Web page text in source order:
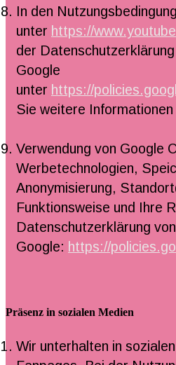
In den
unter https://
der
Google
unter https://
Sie weitere Informationen
Verwendung von Google
Werbetechnologien,
Anonymisierung,
Funktionsweise und Ihre
Datenschutzerklärung von
Google: https://
Präsenz in sozialen Medien
Wir unterhalten in